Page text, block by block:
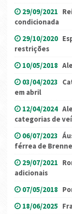
29/09/2021
condicionada
29/10/2020
restrições
10/05/2018
03/04/2023
em abril
12/04/2024
categorias de
06/07/2023
férrea de
29/07/2021
adicionais
07/05/2018
18/06/2025